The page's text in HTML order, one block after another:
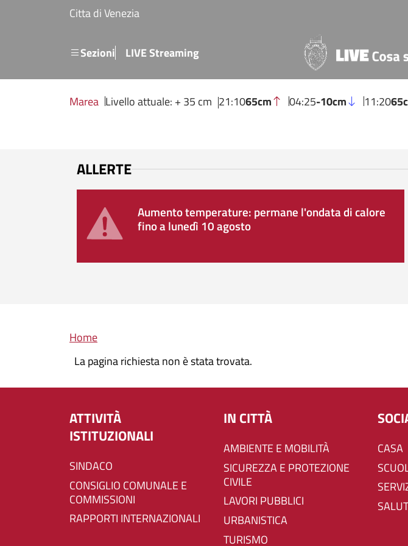
Salta al contenuto principale
Citta di Venezia
SezioniMenu secondario
LIVE Streaming
Marea Livello attuale: + 35 cm 21:1065cm 04:25-10cm 11:20
ALLERTE
Aumento temperature: permane l'ondata di calore
fino a lunedì 10 agosto
Briciole di pane
Home
La pagina richiesta non è stata trovata.
ATTIVITÀ
ISTITUZIONALI
SINDACO
CONSIGLIO COMUNALE E
COMMISSIONI
RAPPORTI INTERNAZIONALI
IN CITTÀ
AMBIENTE E MOBILITÀ
SICUREZZA E PROTEZIONE
CIVILE
LAVORI PUBBLICI
URBANISTICA
TURISMO
CASA